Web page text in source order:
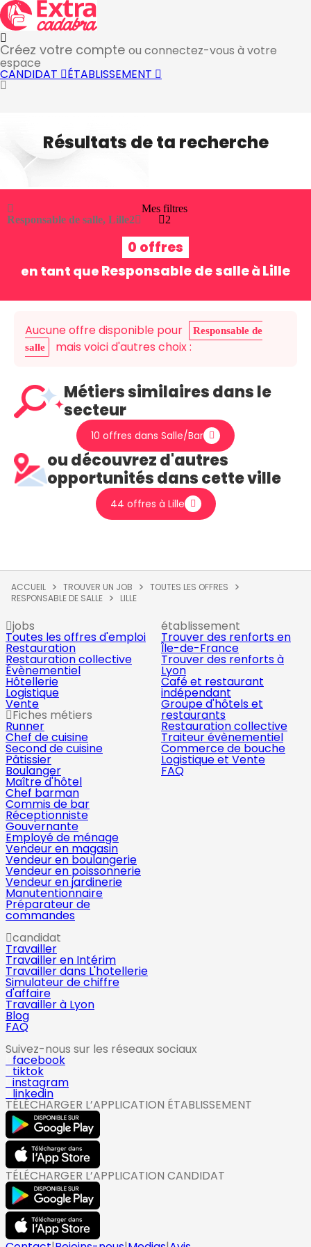
Créez votre compte ou connectez-vous à votre
espace
CANDIDAT ÉTABLISSEMENT
Résultats de ta recherche
Responsable de salle, Lille2
Mes filtres
2
0 offres
en tant que Responsable de salleà Lille
Aucune offre disponible pour
Responsable de
salle
mais voici d'autres choix :
Métiers similaires dans le
secteur
10 offres dans Salle/Bar
ou découvrez d'autres
opportunités dans cette ville
44 offres à Lille
ACCUEIL TROUVER UN JOB
TOUTES LES OFFRES
RESPONSABLE DE SALLE
LILLE
jobs
Toutes les offres d'emploi
Restauration
Restauration collective
Évènementiel
Hôtellerie
Logistique
Vente
Fiches métiers
Runner
Chef de cuisine
Second de cuisine
Pâtissier
Boulanger
Maître d'hôtel
Chef barman
Commis de bar
Réceptionniste
Gouvernante
Employé de ménage
Vendeur en magasin
Vendeur en boulangerie
Vendeur en poissonnerie
Vendeur en jardinerie
Manutentionnaire
Préparateur de
commandes
établissement
Trouver des renforts en
Île-de-France
Trouver des renforts à
Lyon
Café et restaurant
indépendant
Groupe d'hôtels et
restaurants
Restauration collective
Traiteur évènementiel
Commerce de bouche
Logistique et Vente
FAQ
candidat
Travailler
Travailler en Intérim
Travailler dans L'hotellerie
Simulateur de chiffre
d'affaire
Travailler à Lyon
Blog
FAQ
Suivez-nous sur les réseaux sociaux
facebook
tiktok
instagram
linkedin
TÉLÉCHARGER L’APPLICATION ÉTABLISSEMENT
TÉLÉCHARGER L’APPLICATION CANDIDAT